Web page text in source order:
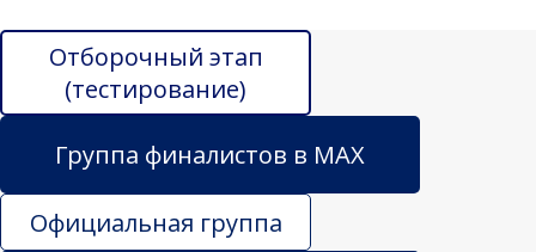
Отборочный этап
(тестирование)
Группа финалистов в MAX
Официальная группа